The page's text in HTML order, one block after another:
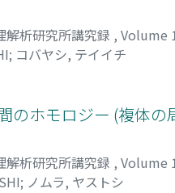
解析研究所講究録 , Volume
; コバヤシ, テイイチ
のホモロジー (複体の
解析研究所講究録 , Volume
; ノムラ, ヤストシ